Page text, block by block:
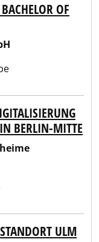
OF
BERLIN-MITTE
ULM